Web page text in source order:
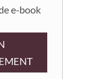
e-book